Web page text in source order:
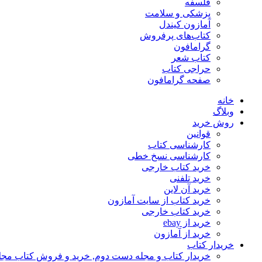
فلسفه
پزشکی و سلامت
آمازون کیندل
کتاب‌های پرفروش
گرامافون
کتاب شعر
حراجی کتاب
صفحه گرامافون
خانه
وبلاگ
روش خرید
قوانین
کارشناسی کتاب
کارشناسی نسخ خطی
خرید کتاب خارجی
خرید تلفنی
خرید آن لاین
خرید کتاب از سایت آمازون
خرید کتاب خارجی
خرید از ebay
خرید از آمازون
خریدار کتاب
خریدار کتاب و مجله دست دوم, خرید و فروش کتاب